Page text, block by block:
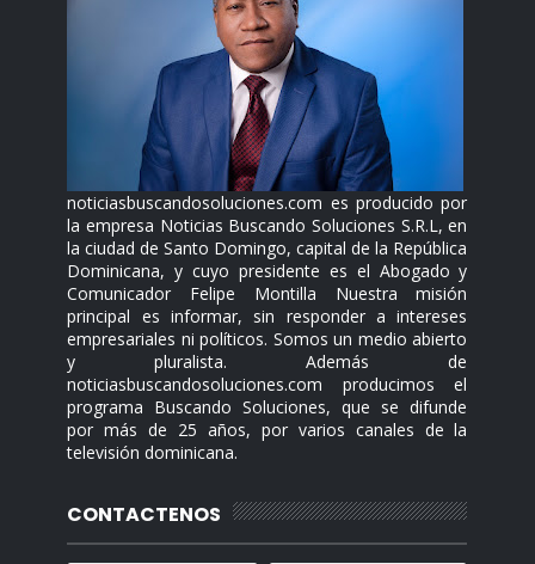
noticiasbuscandosoluciones.com es producido por
la empresa Noticias Buscando Soluciones S.R.L, en
la ciudad de Santo Domingo, capital de la República
Dominicana, y cuyo presidente es el Abogado y
Comunicador Felipe Montilla Nuestra misión
principal es informar, sin responder a intereses
empresariales ni políticos. Somos un medio abierto
y pluralista. Además de
noticiasbuscandosoluciones.com producimos el
programa Buscando Soluciones, que se difunde
por más de 25 años, por varios canales de la
televisión dominicana.
CONTACTENOS